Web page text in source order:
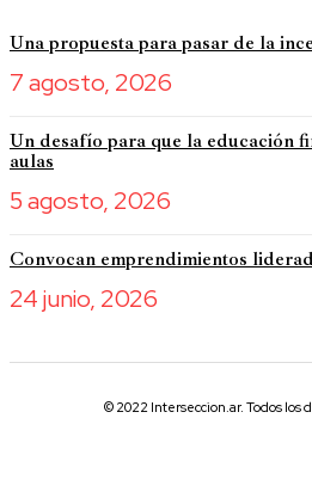
Una propuesta para pasar de la
7 agosto, 2026
Un desafío para que la educación
aulas
5 agosto, 2026
Convocan emprendimientos
24 junio, 2026
© 2022 Interseccion.ar. Todos los